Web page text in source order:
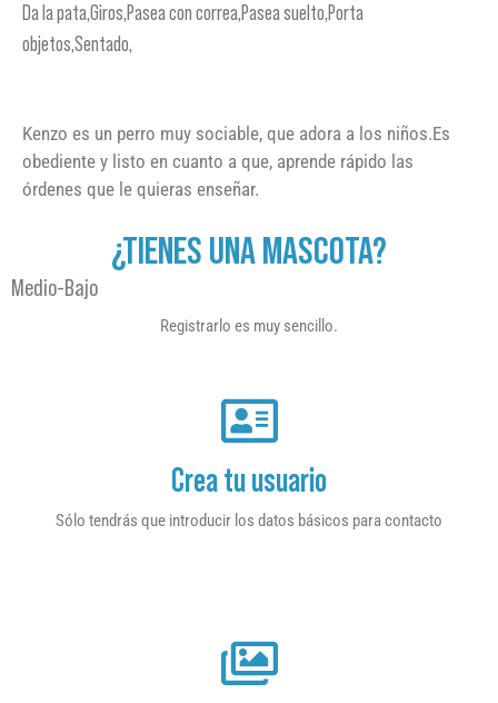
Da la pata,Giros,Pasea con correa,Pasea suelto,Porta
objetos,Sentado,
Kenzo es un perro muy sociable, que adora a los niños.Es
obediente y listo en cuanto a que, aprende rápido las
órdenes que le quieras enseñar.
¿TIENES UNA MASCOTA?
Medio-Bajo
Registrarlo es muy sencillo.
Crea tu usuario
Sólo tendrás que introducir los datos básicos para contacto